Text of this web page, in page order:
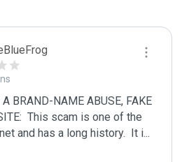
BRAND-NAME ABUSE, FAKE
This scam is one of the
and has a long history.  It i...